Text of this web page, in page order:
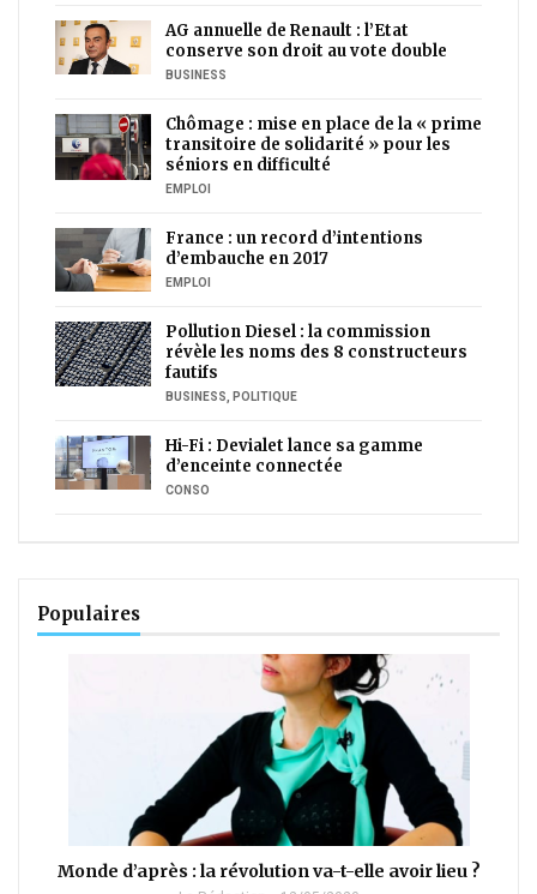
AG annuelle de Renault : l’Etat
conserve son droit au vote double
BUSINESS
Chômage : mise en place de la « prime
transitoire de solidarité » pour les
séniors en difficulté
EMPLOI
France : un record d’intentions
d’embauche en 2017
EMPLOI
Pollution Diesel : la commission
révèle les noms des 8 constructeurs
fautifs
BUSINESS POLITIQUE
Hi-Fi : Devialet lance sa gamme
d’enceinte connectée
CONSO
Populaires
Monde d’après : la révolution va-t-elle avoir lieu ?